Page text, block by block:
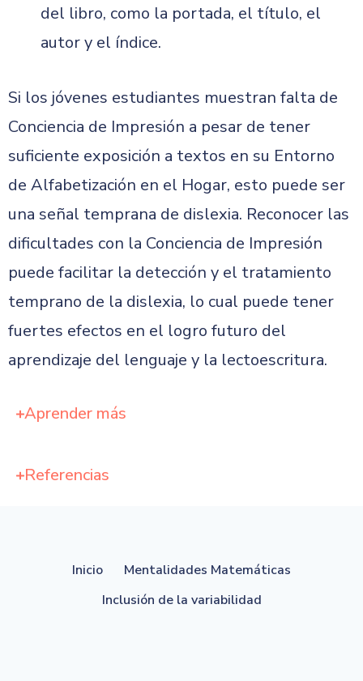
del libro, como la portada, el título, el
autor y el índice.
Si los jóvenes estudiantes muestran falta de
Conciencia de Impresión a pesar de tener
suficiente exposición a textos en su Entorno
de Alfabetización en el Hogar, esto puede ser
una señal temprana de dislexia. Reconocer las
dificultades con la Conciencia de Impresión
puede facilitar la detección y el tratamiento
temprano de la dislexia, lo cual puede tener
fuertes efectos en el logro futuro del
aprendizaje del lenguaje y la lectoescritura.
Aprender más
Referencias
Inicio
Mentalidades Matemáticas
Inclusión de la variabilidad